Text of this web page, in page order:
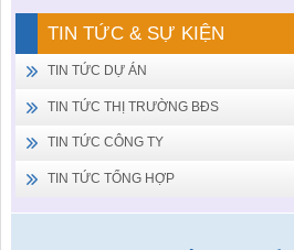
TIN TỨC & SỰ KIỆN
TIN TỨC DỰ ÁN
TIN TỨC THỊ TRƯỜNG BĐS
TIN TỨC CÔNG TY
TIN TỨC TỔNG HỢP